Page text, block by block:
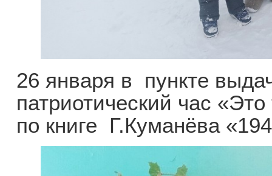
26 января в пункте
патриотический час
по книге Г.Куманёва